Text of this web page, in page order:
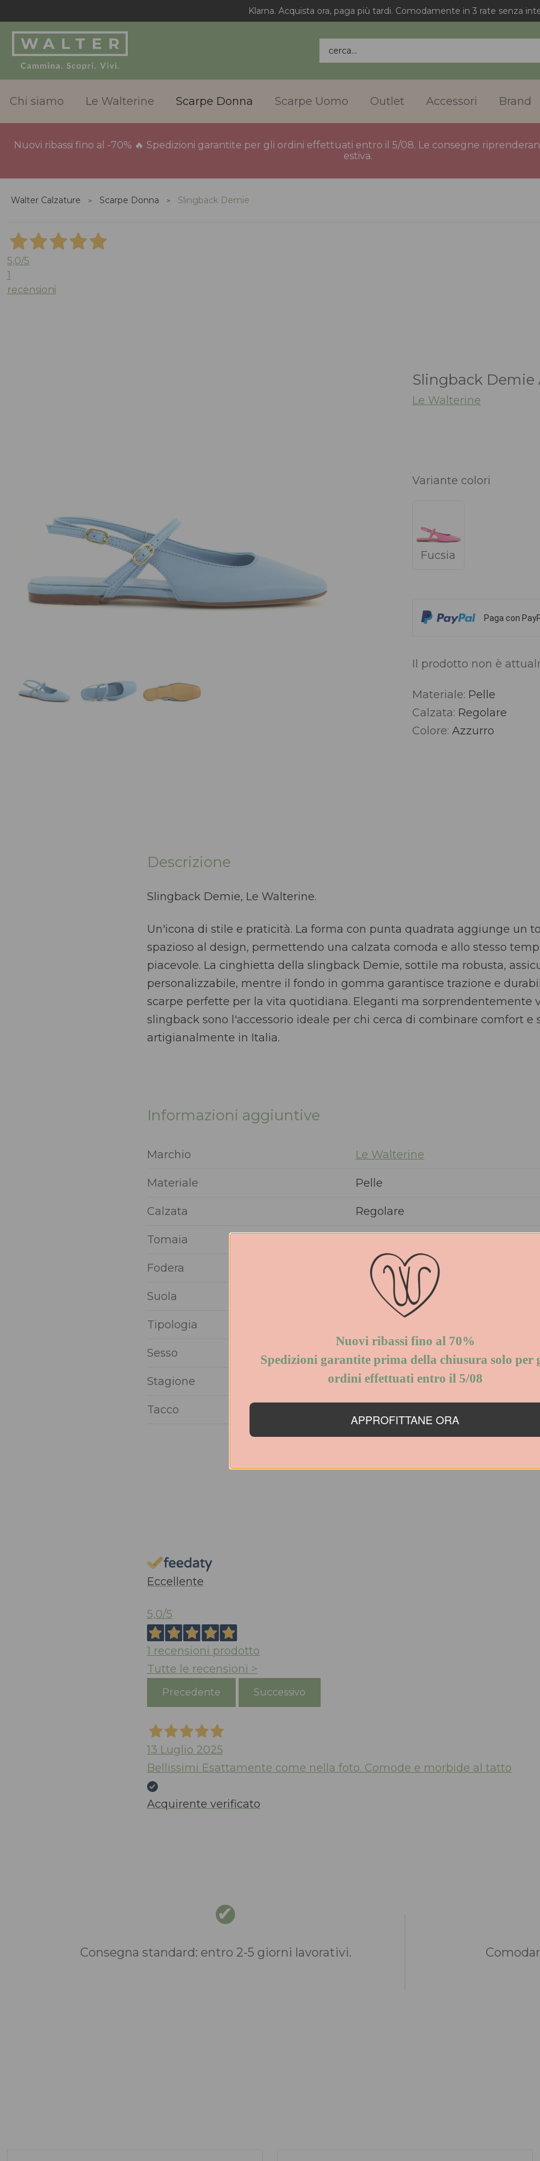
Spedizione gratuita in Italia per gli ordini superiori a 75€.
cerca...
Chi siamo Le Walterine Scarpe Donna Scarpe Uomo Outlet Accessori Brand
Nuovi ribassi fino al -70% 🔥 Spedizioni garantite per gli ordini effettuati entro il 5/08. Le consegne
estiva.
Walter Calzature Scarpe Donna Slingback Demie
5,0/5
1
recensioni
Slingback Demie
Le Walterine
Variante colori
Fucsia
Paga con
Il prodotto non è
Alternative:
Materiale: Pelle
Calzata: Regolare
Colore: Azzurro
Descrizione
Slingback Demie, Le Walterine.
Un'icona di stile e praticità. La forma con punta quadrata aggiunge un
spazioso al design, permettendo una calzata comoda e allo stesso
piacevole. La cinghietta della slingback Demie, sottile ma robusta,
personalizzabile, mentre il fondo in gomma garantisce trazione e
scarpe perfette per la vita quotidiana. Eleganti ma sorprendentemente
slingback sono l'accessorio ideale per chi cerca di combinare comfort e
artigianalmente in Italia.
Informazioni aggiuntive
Marchio Le Walterine
Materiale Pelle
Calzata Regolare
Tomaia
Fodera Pelle
Suola Gomma
Tipologia
Sesso Donna
Stagione PE
Tacco
Eccellente
5,0/5
1 recensioni prodotto
Tutte le recensioni >
Precedente Successivo
13 Luglio 2025
Bellissimi Esattamente come nella foto. Comode e morbide al tatto
Acquirente verificato
Consegna standard: entro 2-5 giorni lavorativi.
Nuovi ribassi fino al 70%
Spedizioni garantite prima della chiusura
per gli ordini effettuati entro il 5/08
APPROFITTANE ORA